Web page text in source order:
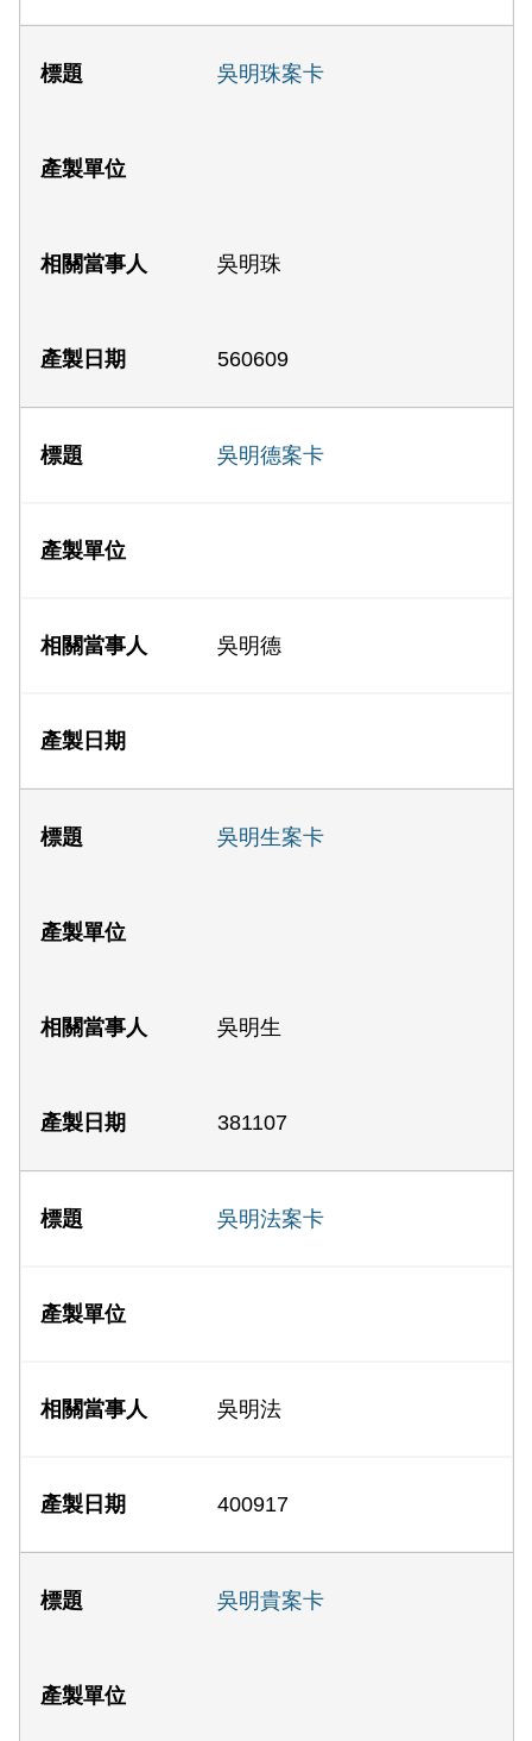
吳明珠案卡
吳明珠
560609
吳明德案卡
吳明德
吳明生案卡
吳明生
381107
吳明法案卡
吳明法
400917
吳明貴案卡